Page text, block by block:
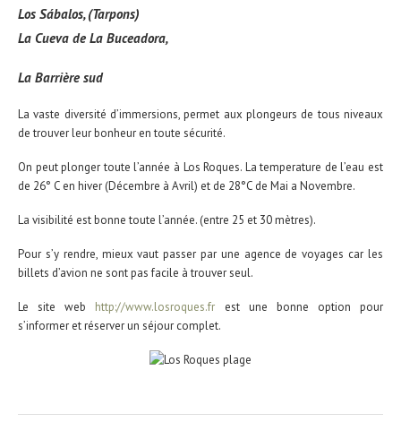
Los Sábalos, (Tarpons)
La Cueva de La Buceadora,
La Barrière sud
La vaste diversité d’immersions, permet aux plongeurs de tous niveaux
de trouver leur bonheur en toute sécurité.
On peut plonger toute l’année à Los Roques. La temperature de l’eau est
de 26° C en hiver (Décembre à Avril) et de 28°C de Mai a Novembre.
La visibilité est bonne toute l’année. (entre 25 et 30 mètres).
Pour s’y rendre, mieux vaut passer par une agence de voyages car les
billets d’avion ne sont pas facile à trouver seul.
Le site web http://www.losroques.fr est une bonne option pour
s’informer et réserver un séjour complet.